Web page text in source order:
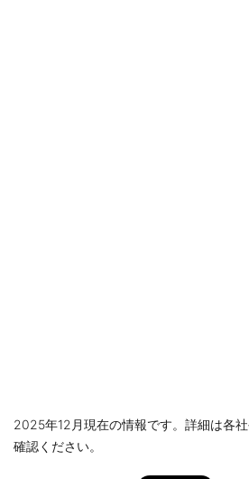
2025年12月現在の情報です。詳細は各
確認ください。